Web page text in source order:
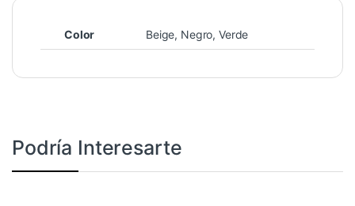
Color Beige, Negro, Verde
Podría Interesarte